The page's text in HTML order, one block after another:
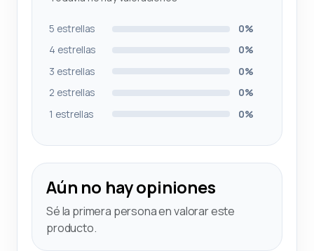
5 estrellas
0%
4 estrellas
0%
3 estrellas
0%
2 estrellas
0%
1 estrellas
0%
Aún no hay opiniones
Sé la primera persona en valorar este
producto.